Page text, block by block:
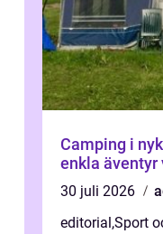
Camping i nyköping natur,
enkla äventyr
30 juli 2026
editorial,Sport